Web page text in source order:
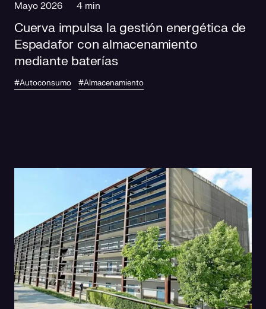
Mayo 2026 4 min
Cuerva impulsa la gestión energética de
Espadafor con almacenamiento
mediante baterías
#Autoconsumo #Almacenamiento